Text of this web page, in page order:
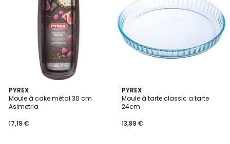
PYREX
Moule à cake métal 30 cm
Asimetria
17,19 €
5
/
5
PYREX
Moule à tarte classic a tarte
24cm
13,89 €